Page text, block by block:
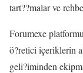
tart??malar ve
Forumexe
ö?retici içeriklerin
geli?iminden